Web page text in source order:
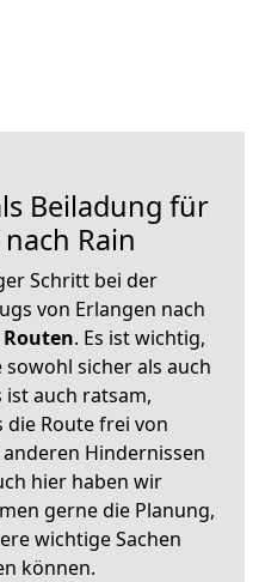
Beiladung für
Rain
Schritt bei der
von Erlangen nach
. Es ist wichtig,
sicher als auch
ist auch ratsam,
die Route frei von
Hindernissen
hier haben wir
gerne die Planung,
wichtige Sachen
können.